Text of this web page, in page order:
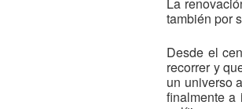
también por
Desde el
recorrer y
un universo
finalmente a